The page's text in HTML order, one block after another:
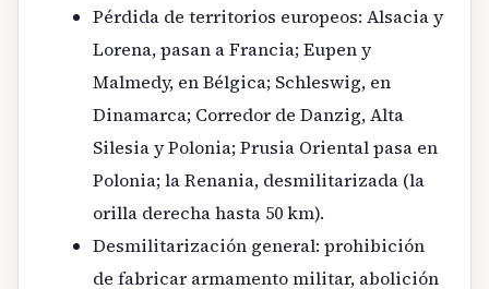
Pérdida de territorios europeos: Alsacia y
Lorena, pasan a Francia; Eupen y
Malmedy, en Bélgica; Schleswig, en
Dinamarca; Corredor de Danzig, Alta
Silesia y Polonia; Prusia Oriental pasa en
Polonia; la Renania, desmilitarizada (la
orilla derecha hasta 50 km).
Desmilitarización general: prohibición
de fabricar armamento militar, abolición